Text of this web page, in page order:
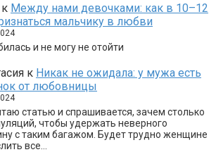
к Между нами девочками: как в 10–12
мальчику в любви
и не могу не отойти
к Никак не ожидала: у мужа есть
от любовницы
статью и спрашивается, зачем столько
чтобы удержать неверного
с таким багажом. Будет трудно женщине
все…